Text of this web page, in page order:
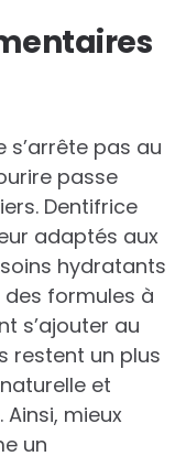
s’arrête pas au
passe
Dentifrice
adaptés aux
hydratants
des formules à
s’ajouter au
restent un plus
et
mieux
un